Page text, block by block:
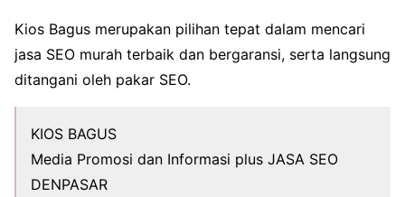
Kios Bagus merupakan pilihan tepat dalam mencari
jasa SEO murah terbaik dan bergaransi, serta langsung
ditangani oleh pakar SEO.
KIOS BAGUS
Media Promosi dan Informasi plus JASA SEO
DENPASAR